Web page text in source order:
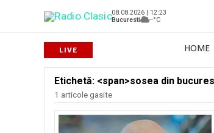
08.08.2026 | 12:23
Bucuresti
--°C
HOME
Etichetă: <span>sosea din
1 articole gasite